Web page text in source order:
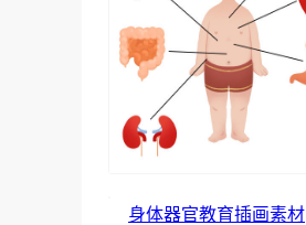
身体器官教育插画素材